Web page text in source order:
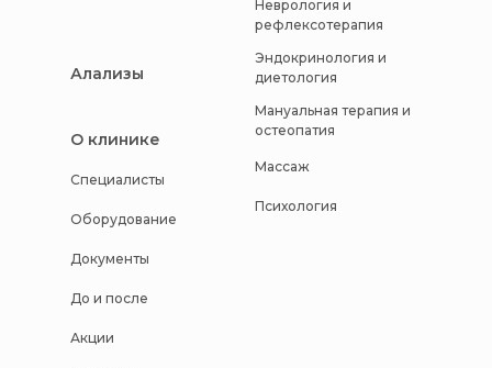
Алализы
Неврология и
рефлексотерапия
Эндокринология и
диетология
Мануальная терапия и
остеопатия
Массаж
Психология
О клинике
Специалисты
Оборудование
Документы
До и после
Акции